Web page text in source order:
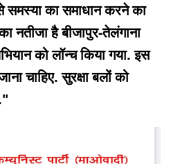
समस्या का समाधान करने का
नतीजा है बीजापुर-तेलंगाना
को लॉन्च किया गया. इस
चाहिए. सुरक्षा बलों को